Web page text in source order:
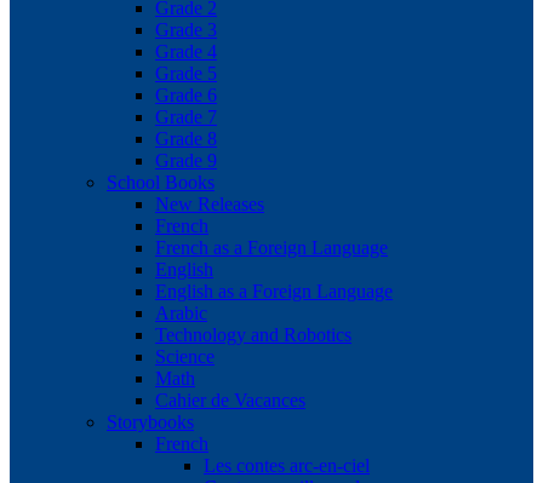
Grade 2
Grade 3
Grade 4
Grade 5
Grade 6
Grade 7
Grade 8
Grade 9
School Books
New Releases
French
French as a Foreign Language
English
English as a Foreign Language
Arabic
Technology and Robotics
Science
Math
Cahier de Vacances
Storybooks
French
Les contes arc-en-ciel